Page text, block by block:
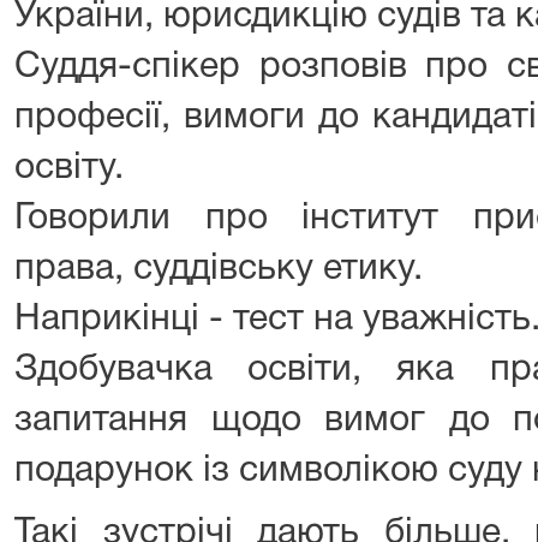
України, юрисдикцію судів та
Суддя-спікер розповів про
професії, вимоги до
освіту.
Говорили про інститут
права, суддівську етику.
Наприкінці - тест на
Здобувачка освіти, яка
запитання щодо вимог до
подарунок із символікою суду
Такі зустрічі дають